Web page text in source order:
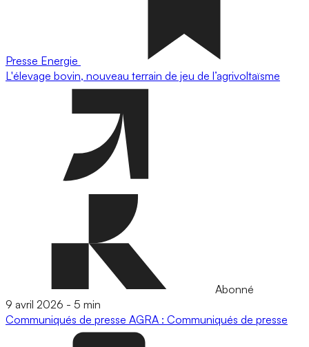
Presse Energie
L'élevage bovin, nouveau terrain de jeu de l’agrivoltaïsme
Abonné
9 avril 2026 - 5 min
Communiqués de presse AGRA : Communiqués de presse